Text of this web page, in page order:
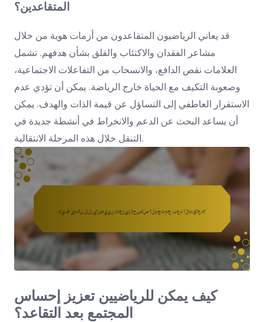
المتقاعدين؟
قد يعاني الرياضيون المتقاعدون من أزمات هوية من خلال
مشاعر الفقدان والاكتئاب والقلق بشأن هدفهم. تشمل
العلامات نقص الدافع، والانسحاب من التفاعلات الاجتماعية،
وصعوبة التكيف مع الحياة خارج الرياضة. يمكن أن تؤدي عدم
الاستقرار العاطفي إلى التساؤل عن قيمة الذات والهدف. يمكن
أن يساعد البحث عن الدعم والانخراط في أنشطة جديدة في
التنقل خلال هذه المرحلة الانتقالية.
كيف يمكن للرياضيين تعزيز إحساس
المجتمع بعد التقاعد؟